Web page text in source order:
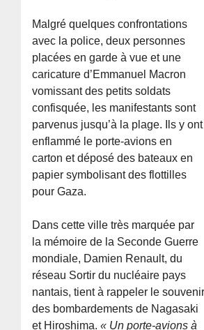
Malgré quelques confrontations
avec la police, deux personnes
placées en garde à vue et une
caricature d’Emmanuel Macron
vomissant des petits soldats
confisquée, les manifestants sont
parvenus jusqu’à la plage. Ils y ont
enflammé le porte-avions en
carton et déposé des bateaux en
papier symbolisant des flottilles
pour Gaza.
Dans cette ville très marquée par
la mémoire de la Seconde Guerre
mondiale, Damien Renault, du
réseau Sortir du nucléaire pays
nantais, tient à rappeler le souvenir
des bombardements de Nagasaki
et Hiroshima.« Un porte-avions à